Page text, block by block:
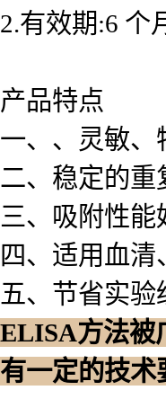
2.有效期:6 个
产品特点
一、、灵敏、
二、稳定的重
三、吸附性
四、适用血
五、节省实验
ELISA方法被
有一定的技